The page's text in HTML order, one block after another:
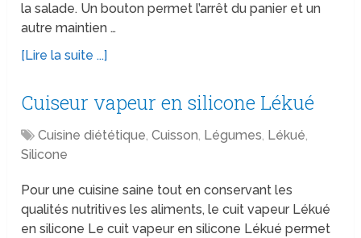
la salade. Un bouton permet l’arrêt du panier et un
autre maintien …
[Lire la suite ...]
Cuiseur vapeur en silicone Lékué
Cuisine diététique,Cuisson, Légumes, Lékué,
Silicone
Pour une cuisine saine tout en conservant les
qualités nutritives les aliments, le cuit vapeur Lékué
en silicone Le cuit vapeur en silicone Lékué permet